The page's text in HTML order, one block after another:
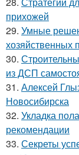
прихожей
29. Умные
хозяйственных
30.
из ДСП
31. Алексей
Новосибирска
32. Укладка
рекомендации
33. Секреты